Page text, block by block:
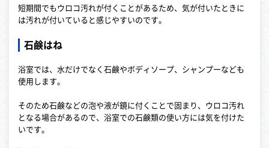
短期間でもウロコ汚れが付くことがあるため、気が付いたときに
は汚れが付いていると感じやすいのです。
石鹸はね
浴室では、水だけでなく石鹸やボディソープ、シャンプーなども
使用します。
そのため石鹸などの泡や液が鏡に付くことで固まり、ウロコ汚れ
となる場合があるので、浴室での石鹸類の使い方には気を付けた
いです。